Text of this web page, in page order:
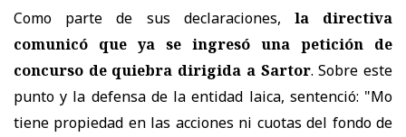
Como parte de sus declaraciones, la directiva
comunicó que ya se ingresó una petición de
concurso de quiebra dirigida a Sartor. Sobre este
punto y la defensa de la entidad laica, sentenció: "Mo
tiene propiedad en las acciones ni cuotas del fondo de